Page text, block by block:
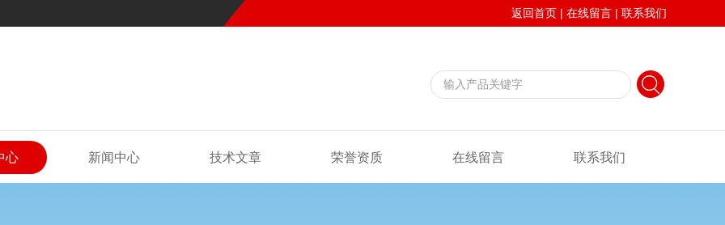
返回首页 | 在线留言 | 联系我们
心 新闻中心 技术文章 荣誉资质 在线留言 联系我们